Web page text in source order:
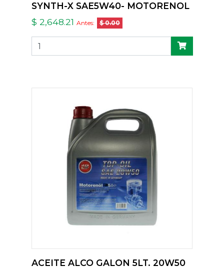
SYNTH-X SAE5W40- MOTORENOL
$ 2,648.21 Antes: $ 0.00
ACEITE ALCO GALON 5LT. 20W50